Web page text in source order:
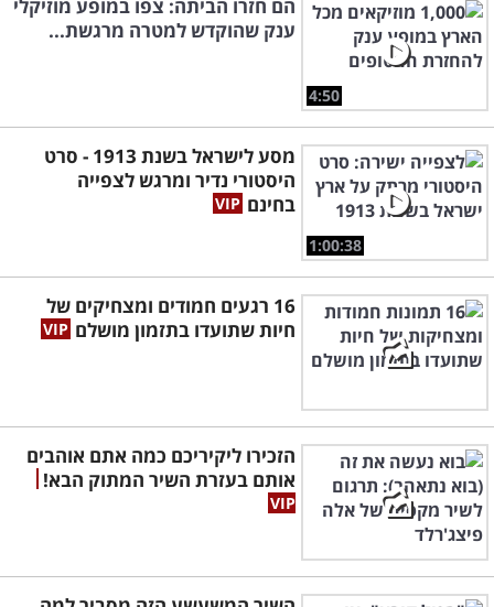
4:50
הם חזרו הביתה: צפו במופע מוזיקלי
ענק שהוקדש למטרה מרגשת...
1:00:38
מסע לישראל בשנת 1913 - סרט
היסטורי נדיר ומרגש לצפייה
בחינם
16 רגעים חמודים ומצחיקים של
חיות שתועדו בתזמון מושלם
הזכירו ליקיריכם כמה אתם אוהבים
אותם בעזרת השיר המתוק הבא!